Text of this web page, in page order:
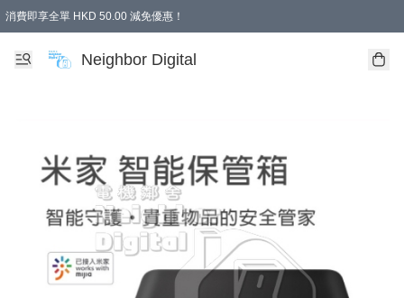
消費即享全單 HKD 50.00 減免優惠！
Neighbor Digital